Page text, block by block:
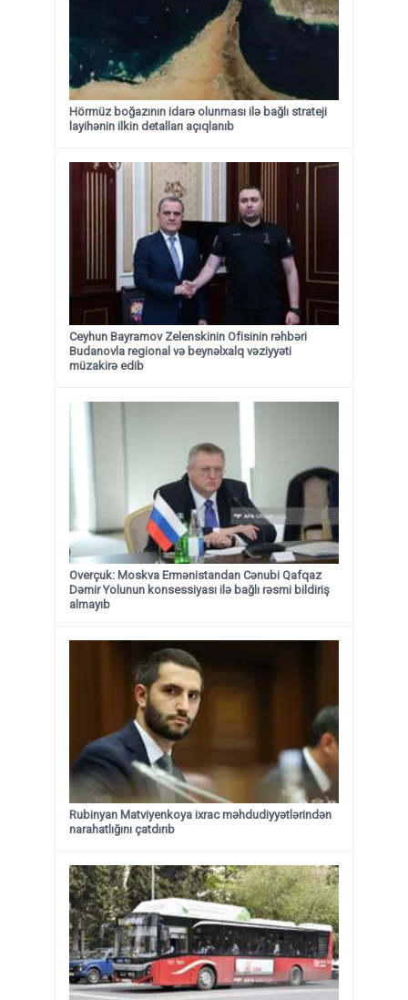
Hörmüz boğazının idarə olunması ilə bağlı strateji
layihənin ilkin detalları açıqlanıb
Ceyhun Bayramov Zelenskinin Ofisinin rəhbəri
Budanovla regional və beynəlxalq vəziyyəti
müzakirə edib
Overçuk: Moskva Ermənistandan Cənubi Qafqaz
Dəmir Yolunun konsessiyası ilə bağlı rəsmi bildiriş
almayıb
Rubinyan Matviyenkoya ixrac məhdudiyyətlərindən
narahatlığını çatdırıb